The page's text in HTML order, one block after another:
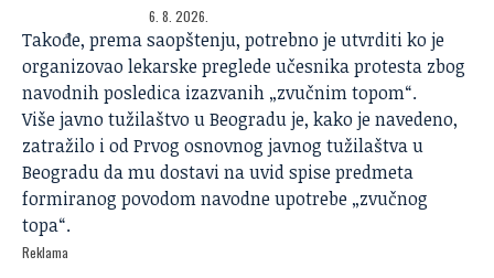
6. 8. 2026.
Takođe, prema saopštenju, potrebno je utvrditi ko je
organizovao lekarske preglede učesnika protesta zbog
navodnih posledica izazvanih „zvučnim topom“.
Više javno tužilaštvo u Beogradu je, kako je navedeno,
zatražilo i od Prvog osnovnog javnog tužilaštva u
Beogradu da mu dostavi na uvid spise predmeta
formiranog povodom navodne upotrebe „zvučnog
topa“.
Reklama